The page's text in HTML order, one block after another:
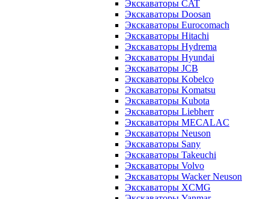
Экскаваторы CAT
Экскаваторы Doosan
Экскаваторы Eurocomach
Экскаваторы Hitachi
Экскаваторы Hydrema
Экскаваторы Hyundai
Экскаваторы JCB
Экскаваторы Kobelco
Экскаваторы Komatsu
Экскаваторы Kubota
Экскаваторы Liebherr
Экскаваторы MECALAC
Экскаваторы Neuson
Экскаваторы Sany
Экскаваторы Takeuchi
Экскаваторы Volvo
Экскаваторы Wacker Neuson
Экскаваторы XCMG